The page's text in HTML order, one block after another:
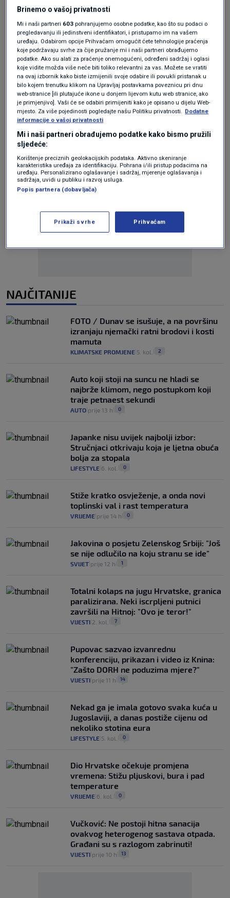
KAKVO JE TVOJE MIŠLJENJE O OVOME?
Pridruži se raspravi ili pročitaj komentare
Budi prvi koji će ostaviti komentar
Pratite nas na društvenim mrežama
Oglas
NAJČITANIJE
FOTO / Dunav se isušuje, a na površinu
izranjaju njemački ratni brodovi i kosti
mamuta
KLIMATSKE PROMJENE 5. kol. 2
Auto koji stoji na suncu ne hladi se
najbrže klimom, nego postupkom koji
traje petnaest sekundi
AUTO prije 13 h 0
Japanke nisu uvijek najbolji izbor:
Stručnjaci otkrivaju koja je ljetna obuća
bolja za stopala
LIFESTYLE 6. kol. 0
Stiže kratko osvježenje, a onda novi
toplinski val i rast temperatura
VRIJEME prije 14 h 0
Jakovina o posjetu Zelenskog Srbiji: "Još
se nije odlučilo na koju stranu se ide"
SVIJET prije 12 h 1
Totalni kolaps na jugu Hrvatske, granica
paralizirana. Neki iscrpljeni putnici
završili na Hitnoj: "Ovo je teror!"
VIJESTI 2. kol. 7
Pupovac sazvao izvanrednu
konferenciju, prikazan i video iz Knina:
"Zašto DORH ne poduzima mjere?"
VIJESTI prije 11 h 14
Nekad ga je imala gotovo svaka kuća u
Jugoslaviji, a danas postiže cijenu od
nekoliko stotina eura
LIFESTYLE 5. kol. 0
Dio Hrvatske očekuje promjena
vremena: Stižu pljuskovi, bura i pad
temperature
VRIJEME 6. kol. 0
Vučković: Ne postoji hitna sanacija
ovakvog heterogenog sastava otpada.
Građani su s razlogom zabrinuti!
VIJESTI prije 10 h 13
Brinemo o vašoj privatnosti
Mi i naši partneri 603 pohranjujemo osobne podatke, kao što su podaci o
pregledavanju ili jedinstveni identifikatori, i pristupamo im na vašem
uređaju. Odabirom opcije Prihvaćam omogućit ćete tehnologije praćenja
koje podržavaju svrhe za čije pružanje mi i naši partneri obrađujemo
podatke. Ako su alati za praćenje onemogućeni, određeni sadržaj i oglasi
koje vidite možda više neće biti toliko relevantni za vas. Možete se vratiti
na ovaj izbornik kako biste izmijenili svoje odabire ili povukli pristanak u
bilo kojem trenutku klikom na Upravljaj postavkama poveznicu pri dnu
web-stranice [ili plutajuće ikone u donjem lijevom kutu web stranice, ako
je primjenjivo]. Vaši će se odabiri primijeniti kako je opisano u dijelu Web-
mjesto. Za više pojedinosti pogledajte našu Politiku privatnosti.
Dodatne
informacije o vašoj privatnosti
Mi i naši partneri obrađujemo podatke kako bismo pružili
sljedeće:
Korištenje preciznih geolokacijskih podataka. Aktivno skeniranje
karakteristika uređaja za identifikaciju. Pohrana i/ili pristup podacima na
uređaju. Personalizirano oglašavanje i sadržaj, mjerenje oglašavanja i
sadržaja, uvidi u publiku i razvoj usluga.
Popis partnera (dobavljača)
Prikaži svrhe Prihvaćam